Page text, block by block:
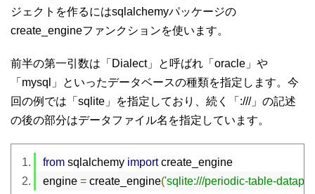
ジェクトを作るにはsqlalchemyパッケージの
create_engineファンクションを使います。
前半の第一引数は「Dialect」と呼ばれ「oracle」や
「mysql」といったデータベースの種類を指定します。今
回の例では「sqlite」を指定しており、続く「:///」の記述
の後の部分はデータファイル名を指定しています。
from sqlalchemy import create_engine
engine = create_engine('sqlite:///periodic-table-